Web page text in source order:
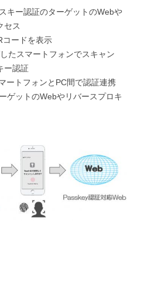
キー認証のターゲットのWebや
セス
コードを表示
たスマートフォンでスキャン
ー認証
ートフォンとPC間で認証連携
ゲットのWebやリバースプロキ